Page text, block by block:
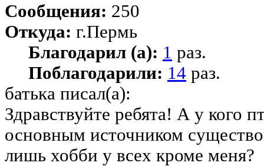
Сообщения: 250
Откуда: г.Пермь
Благодарил (а): 1 раз.
Поблагодарили: 14 раз.
батька писал(а):
Здравствуйте ребята! А у кого
основным источником
лишь хобби у всех кроме меня?